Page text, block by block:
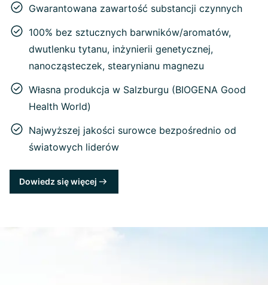
Gwarantowana zawartość substancji czynnych
100% bez sztucznych barwników/aromatów,
dwutlenku tytanu, inżynierii genetycznej,
nanocząsteczek, stearynianu magnezu
Własna produkcja w Salzburgu (BIOGENA Good
Health World)
Najwyższej jakości surowce bezpośrednio od
światowych liderów
Dowiedz się więcej